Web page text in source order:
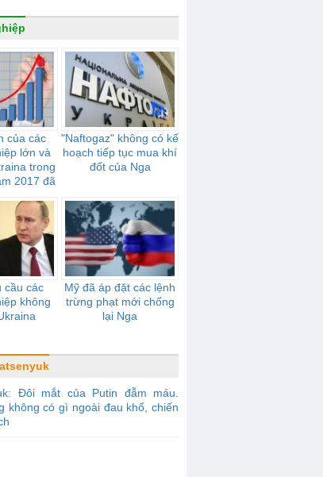
của các
lớn và
trong
2017 đã
"Naftogaz" không có kế
hoạch tiếp tục mua khí
đốt của Nga
cầu các
không
Mỹ đã áp đặt các lệnh
trừng phạt mới chống
lại Nga
Đôi mắt của Putin đẫm máu.
không có gì ngoài đau khổ, chiến